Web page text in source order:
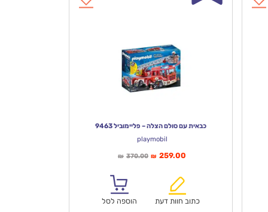
כבאית עם סולם הצלה – פליימוביל 9463
playmobil
₪ 370.00המחיר
₪ 259.00
כתוב חוות דעת
הוספה לסל